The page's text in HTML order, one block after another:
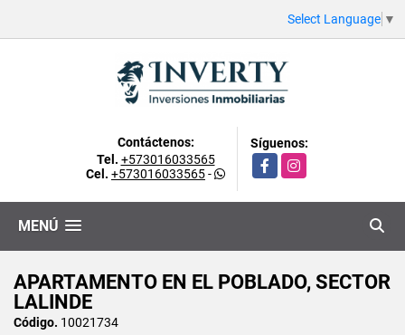
Select Language ▼
Contáctenos:
Tel. +573016033565
Cel. +573016033565-
Síguenos:
FacebookInstagram
MENÚ
APARTAMENTO EN EL POBLADO, SECTOR
LALINDE
Código. 10021734